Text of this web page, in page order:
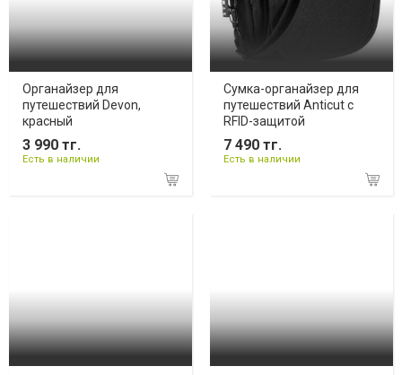
Органайзер для
путешествий Devon,
красный
3 990 тг.
Есть в наличии
Сумка-органайзер для
путешествий Anticut с
RFID-защитой
7 490 тг.
Есть в наличии